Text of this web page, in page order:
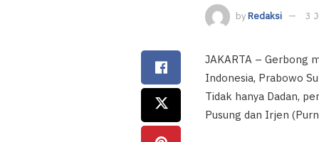
byRedaksi 3
JAKARTA – Gerbong
Indonesia, Prabowo
Tidak hanya Dadan,
Pusung dan Irjen